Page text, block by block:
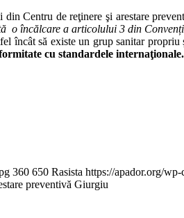
Centru de reţinere şi arestare
o încălcare a articolului 3 din
încât să existe un grup sanitar
cu standardele internaţionale.
360 650 Rasista https://apador.org/
preventivă Giurgiu